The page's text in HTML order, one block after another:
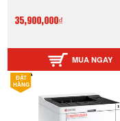
35,900,000₫
MUA NGAY
ĐẶT
HÀNG